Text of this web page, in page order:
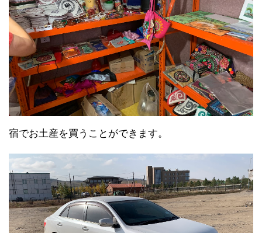
宿でお土産を買うことができます。